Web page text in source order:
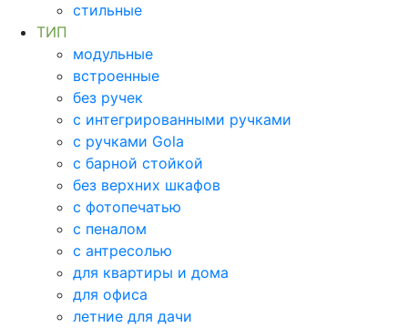
стильные
ТИП
модульные
встроенные
без ручек
с интегрированными ручками
с ручками Gola
с барной стойкой
без верхних шкафов
с фотопечатью
с пеналом
с антресолью
для квартиры и дома
для офиса
летние для дачи